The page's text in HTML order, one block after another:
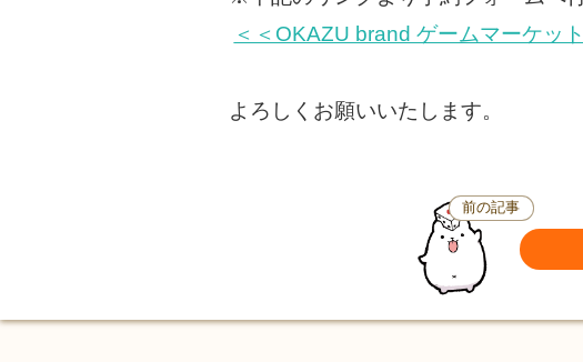
＜＜OKAZU brand ゲームマーケッ
よろしくお願いいたします。
前の記事